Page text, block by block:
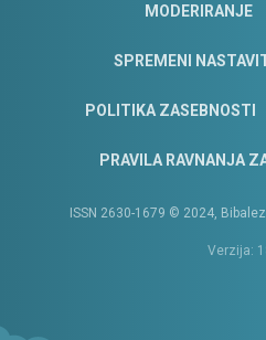
MODERIRANJE
SPREMENI
POLITIKA ZASEBNOSTI
PRAVILA RAVNANJA
ISSN 2630-1679 © 2024,
Verzija: